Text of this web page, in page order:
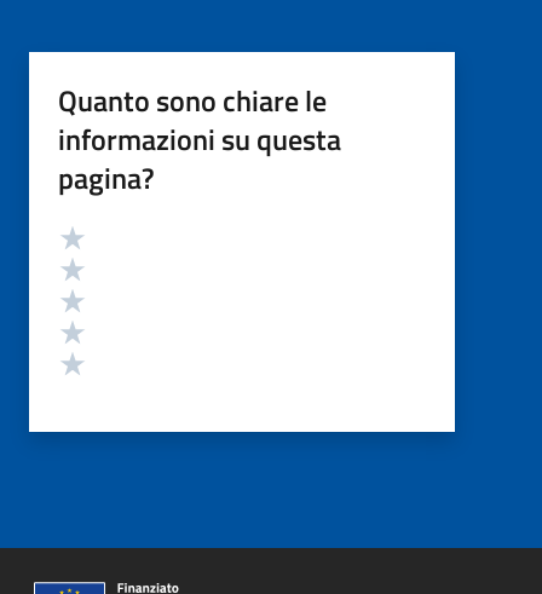
Quanto sono chiare le
informazioni su questa
pagina?
Valutazione